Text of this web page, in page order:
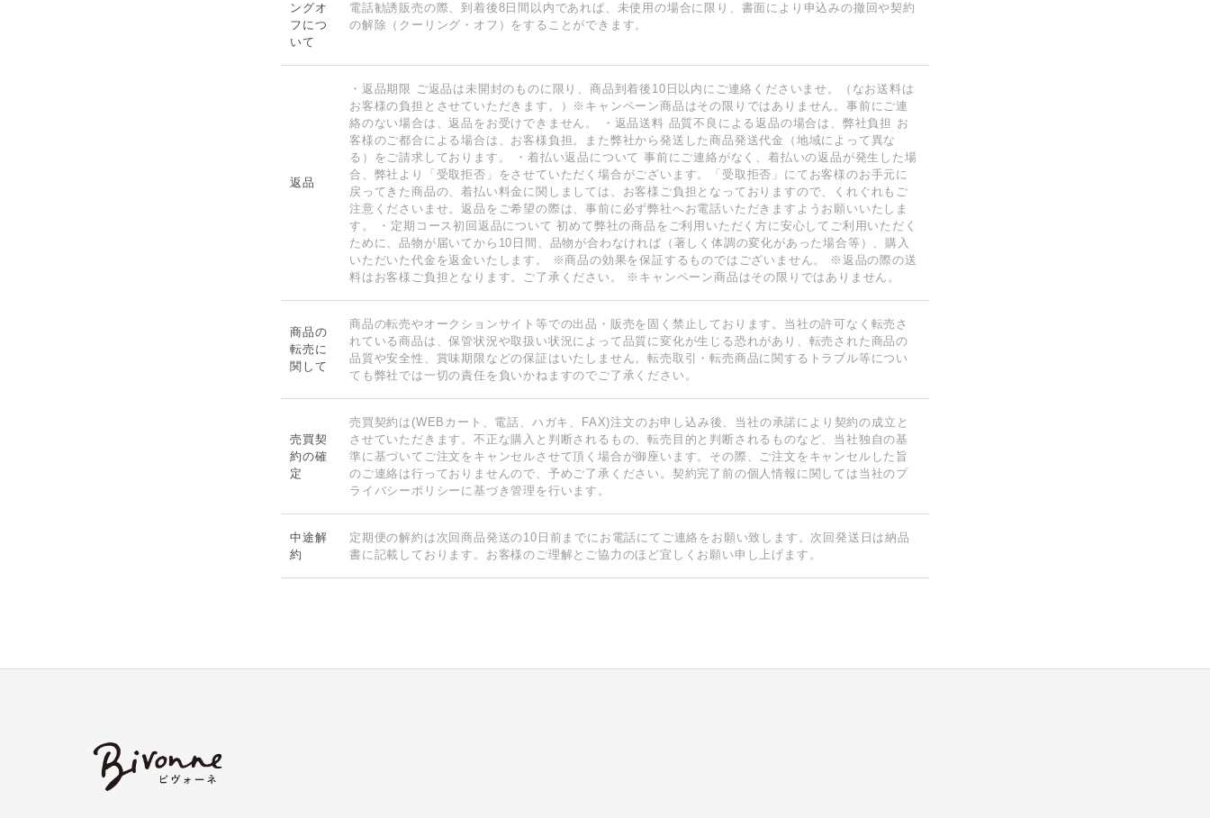
ングオ
フにつ
いて
電話勧誘販売の際、到着後8日間以内であれば、未使用の場合に限り、書面により申込みの撤回や契約
の解除（クーリング・オフ）をすることができます。
返品
・返品期限 ご返品は未開封のものに限り、商品到着後10日以内にご連絡くださいませ。（なお送料は
お客様の負担とさせていただきます。）※キャンペーン商品はその限りではありません。事前にご連
絡のない場合は、返品をお受けできません。 ・返品送料 品質不良による返品の場合は、弊社負担 お
客様のご都合による場合は、お客様負担。また弊社から発送した商品発送代金（地域によって異な
る）をご請求しております。 ・着払い返品について 事前にご連絡がなく、着払いの返品が発生した場
合、弊社より「受取拒否」をさせていただく場合がございます。「受取拒否」にてお客様のお手元に
戻ってきた商品の、着払い料金に関しましては、お客様ご負担となっておりますので、くれぐれもご
注意くださいませ。返品をご希望の際は、事前に必ず弊社へお電話いただきますようお願いいたしま
す。 ・定期コース初回返品について 初めて弊社の商品をご利用いただく方に安心してご利用いただく
ために、品物が届いてから10日間、品物が合わなければ（著しく体調の変化があった場合等）、購入
いただいた代金を返金いたします。 ※商品の効果を保証するものではございません。 ※返品の際の送
料はお客様ご負担となります。ご了承ください。 ※キャンペーン商品はその限りではありません。
商品の
転売に
関して
商品の転売やオークションサイト等での出品・販売を固く禁止しております。当社の許可なく転売さ
れている商品は、保管状況や取扱い状況によって品質に変化が生じる恐れがあり、転売された商品の
品質や安全性、賞味期限などの保証はいたしません。転売取引・転売商品に関するトラブル等につい
ても弊社では一切の責任を負いかねますのでご了承ください。
売買契
約の確
定
売買契約は(WEBカート、電話、ハガキ、FAX)注文のお申し込み後、当社の承諾により契約の成立と
させていただきます。不正な購入と判断されるもの、転売目的と判断されるものなど、当社独自の基
準に基づいてご注文をキャンセルさせて頂く場合が御座います。その際、ご注文をキャンセルした旨
のご連絡は行っておりませんので、予めご了承ください。契約完了前の個人情報に関しては当社のプ
ライバシーポリシーに基づき管理を行います。
中途解
約
定期便の解約は次回商品発送の10日前までにお電話にてご連絡をお願い致します。次回発送日は納品
書に記載しております。お客様のご理解とご協力のほど宜しくお願い申し上げます。